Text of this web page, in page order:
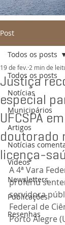
Post
Todos os posts
Notícias
Municipários
Artigos
Notícias
Vídeos
Newsletters
Publicações
Resenhas
Todos os posts
Justiça
especial
UFCSPA
doutorado
licença-
19 de fev. 2 min de
A 4ª Vara
proferiu
servidora
Federal de
Porto Alegre